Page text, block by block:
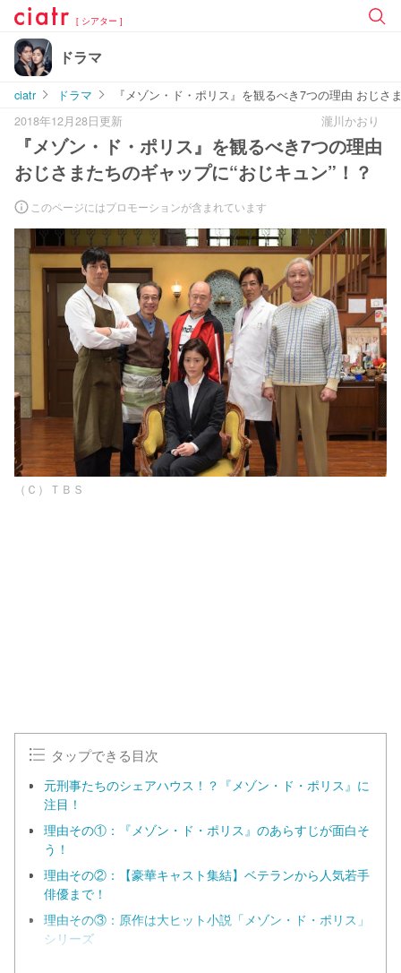
[ シアター ]
ドラマ
ciatr ドラマ
『メゾン・ド・ポリス』を観るべき7つの理由 おじさ
2018年12月28日更新
瀧川かおり
『メゾン・ド・ポリス』を観るべき7つの理由
おじさまたちのギャップに“おじキュン”！？
このページにはプロモーションが含まれています
（Ｃ）ＴＢＳ
タップできる目次
元刑事たちのシェアハウス！？『メゾン・ド・ポリス』に
注目！
理由その①：『メゾン・ド・ポリス』のあらすじが面白そ
う！
理由その②：【豪華キャスト集結】ベテランから人気若手
俳優まで！
理由その③：原作は大ヒット小説「メゾン・ド・ポリス」
シリーズ